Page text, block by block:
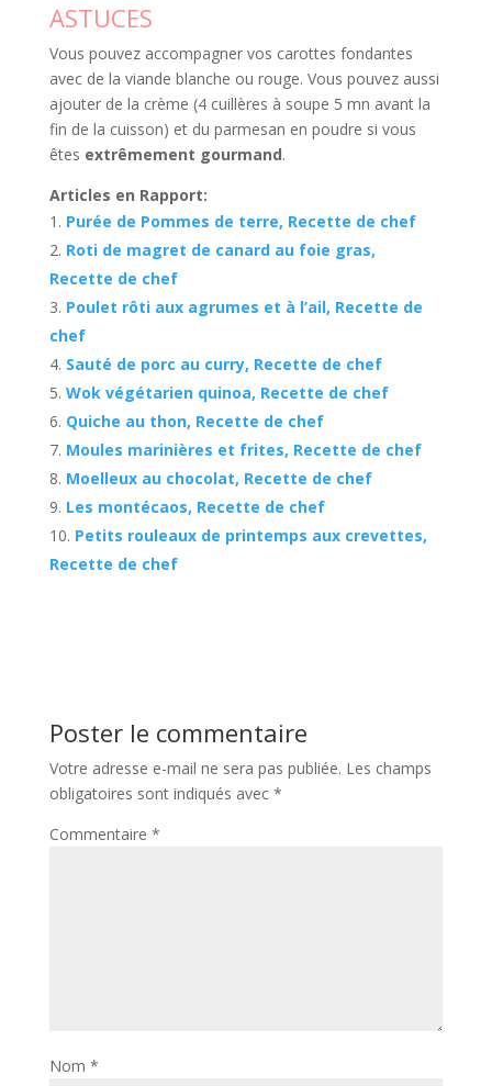
ASTUCES
Vous pouvez accompagner vos carottes fondantes
avec de la viande blanche ou rouge. Vous pouvez aussi
ajouter de la crème (4 cuillères à soupe 5 mn avant la
fin de la cuisson) et du parmesan en poudre si vous
êtes extrêmement gourmand.
Articles en Rapport:
Purée de Pommes de terre, Recette de chef
Roti de magret de canard au foie gras,
Recette de chef
Poulet rôti aux agrumes et à l’ail, Recette de
chef
Sauté de porc au curry, Recette de chef
Wok végétarien quinoa, Recette de chef
Quiche au thon, Recette de chef
Moules marinières et frites, Recette de chef
Moelleux au chocolat, Recette de chef
Les montécaos, Recette de chef
Petits rouleaux de printemps aux crevettes,
Recette de chef
Poster le commentaire
Votre adresse e-mail ne sera pas publiée. Les champs
obligatoires sont indiqués avec *
Commentaire *
Nom *